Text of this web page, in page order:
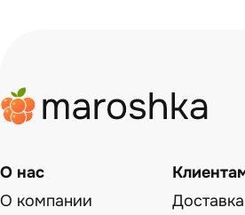
О нас
О компании